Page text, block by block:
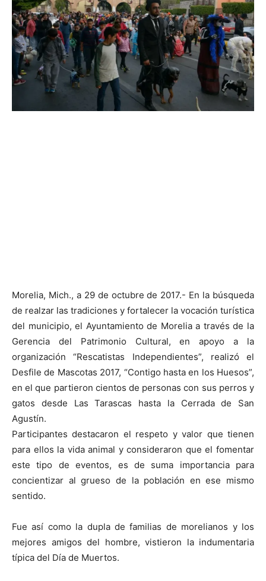
Morelia, Mich., a 29 de octubre de 2017.- En la búsqueda
de realzar las tradiciones y fortalecer la vocación turística
del municipio, el Ayuntamiento de Morelia a través de la
Gerencia del Patrimonio Cultural, en apoyo a la
organización “Rescatistas Independientes”, realizó el
Desfile de Mascotas 2017, “Contigo hasta en los Huesos”,
en el que partieron cientos de personas con sus perros y
gatos desde Las Tarascas hasta la Cerrada de San
Agustín.
Participantes destacaron el respeto y valor que tienen
para ellos la vida animal y consideraron que el fomentar
este tipo de eventos, es de suma importancia para
concientizar al grueso de la población en ese mismo
sentido.
Fue así como la dupla de familias de morelianos y los
mejores amigos del hombre, vistieron la indumentaria
típica del Día de Muertos.